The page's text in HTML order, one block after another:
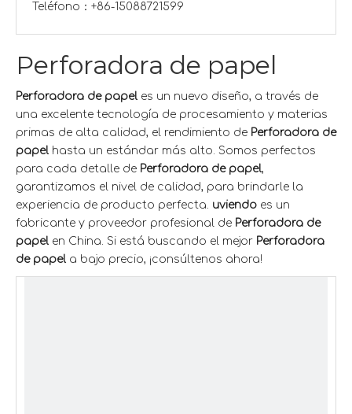
Teléfono：+86-15088721599
Perforadora de papel
Perforadora de papel es un nuevo diseño, a través de
una excelente tecnología de procesamiento y materias
primas de alta calidad, el rendimiento de Perforadora de
papel hasta un estándar más alto. Somos perfectos
para cada detalle de Perforadora de papel,
garantizamos el nivel de calidad, para brindarle la
experiencia de producto perfecta. uviendo es un
fabricante y proveedor profesional de Perforadora de
papel en China. Si está buscando el mejor Perforadora
de papel a bajo precio, ¡consúltenos ahora!